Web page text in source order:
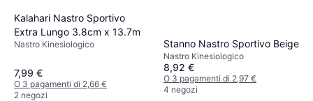
Kalahari Nastro Sportivo
Extra Lungo 3.8cm x 13.7m
Nastro Kinesiologico
7,99 €
O 3 pagamenti di 2,66 €
2 negozi
Stanno Nastro Sportivo Beige
Nastro Kinesiologico
8,92 €
O 3 pagamenti di 2,97 €
4 negozi